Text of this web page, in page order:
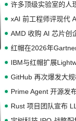
许多顶级实验室的人
xAI 前工程师评现代
红帽在2026年
GitHub 再次爆发大